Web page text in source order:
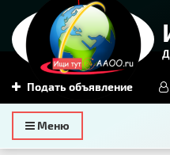
Подать объявление
Toggle
navigation
Меню